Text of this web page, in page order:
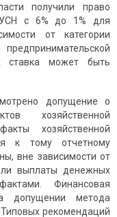
получили право
УСН с 6% до 1% для
от категории
ставка может быть
допущение о
хозяйственной
хозяйственной
к тому отчетному
вне зависимости от
выплаты денежных
Финансовая
допущении метода
рекомендаций